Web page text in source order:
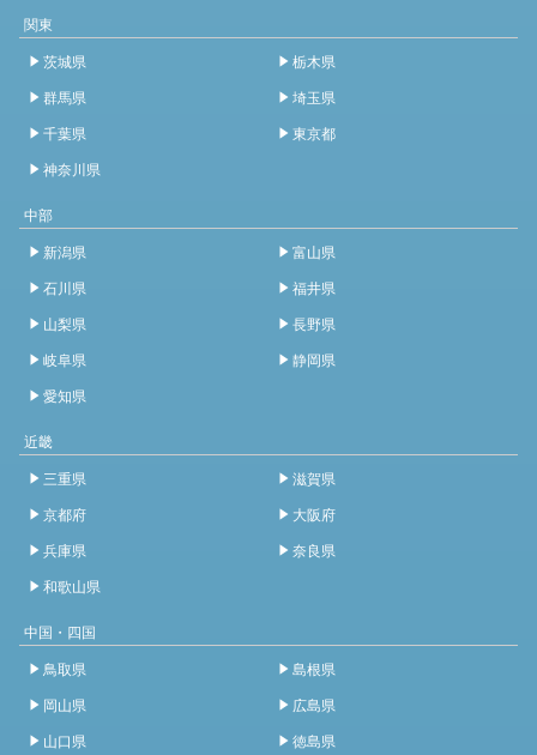
関東
茨城県
栃木県
群馬県
埼玉県
千葉県
東京都
神奈川県
中部
新潟県
富山県
石川県
福井県
山梨県
長野県
岐阜県
静岡県
愛知県
近畿
三重県
滋賀県
京都府
大阪府
兵庫県
奈良県
和歌山県
中国・四国
鳥取県
島根県
岡山県
広島県
山口県
徳島県